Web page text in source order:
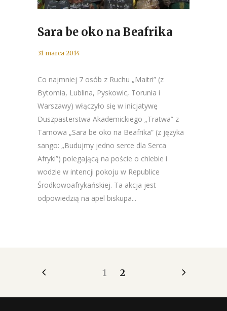
Sara be oko na Beafrika
31 marca 2014
Co najmniej 7 osób z Ruchu „Maitri” (z
Bytomia, Lublina, Pyskowic, Torunia i
Warszawy) włączyło się w inicjatywę
Duszpasterstwa Akademickiego „Tratwa” z
Tarnowa „Sara be oko na Beafrika” (z języka
sango: „Budujmy jedno serce dla Serca
Afryki”) polegającą na poście o chlebie i
wodzie w intencji pokoju w Republice
Środkowoafrykańskiej. Ta akcja jest
odpowiedzią na apel biskupa...
1 2